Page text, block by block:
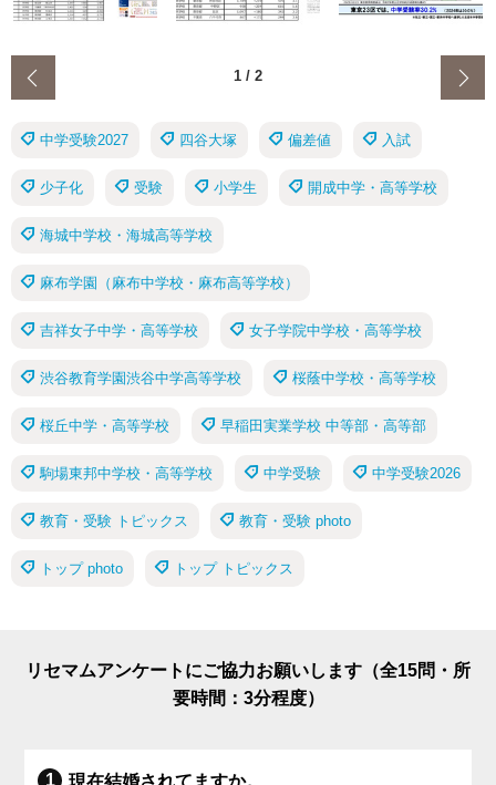
1 / 2
中学受験2027 四谷大塚 偏差値 入試
少子化 受験 小学生 開成中学・高等学校
海城中学校・海城高等学校
麻布学園（麻布中学校・麻布高等学校）
吉祥女子中学・高等学校 女子学院中学校・高等学校
渋谷教育学園渋谷中学高等学校 桜蔭中学校・高等学校
桜丘中学・高等学校 早稲田実業学校 中等部・高等部
駒場東邦中学校・高等学校 中学受験 中学受験2026
教育・受験 トピックス 教育・受験 photo
トップ photo トップ トピックス
リセマムアンケートにご協力お願いします（全15問・所
要時間：3分程度）
現在結婚されてますか。